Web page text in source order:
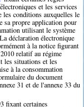
et les services
conditions auxquelles le
sa propre application pour
utilisant le système
déclaration électronique
à la notice figurant
relatif au régime
les situations et les
à la consommation
du document
31 et de l'annexe 33 du
fixant certaines